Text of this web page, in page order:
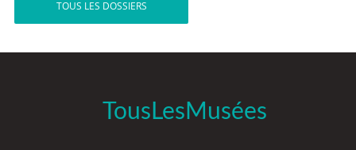
TOUS LES DOSSIERS
TousLesMusées